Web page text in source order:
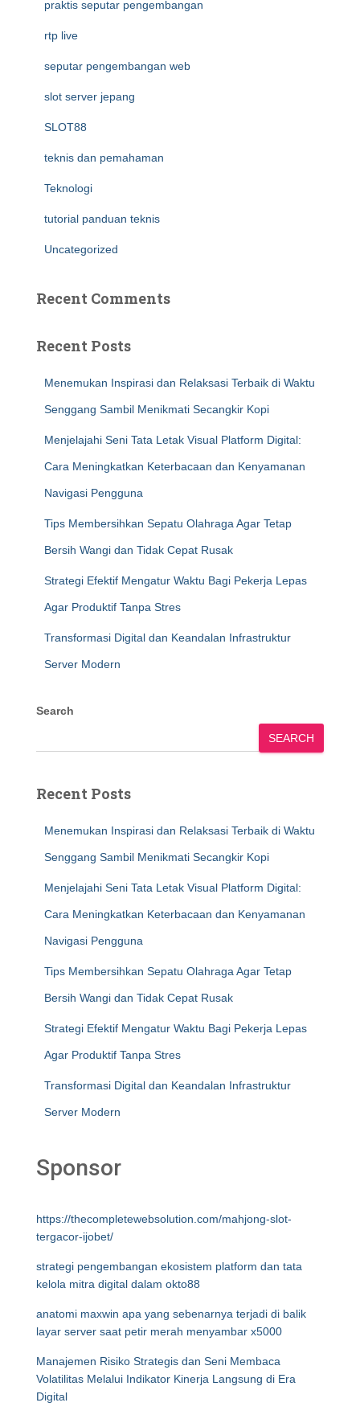
praktis seputar pengembangan
rtp live
seputar pengembangan web
slot server jepang
SLOT88
teknis dan pemahaman
Teknologi
tutorial panduan teknis
Uncategorized
Recent Comments
Recent Posts
Menemukan Inspirasi dan Relaksasi Terbaik di Waktu
Senggang Sambil Menikmati Secangkir Kopi
Menjelajahi Seni Tata Letak Visual Platform Digital:
Cara Meningkatkan Keterbacaan dan Kenyamanan
Navigasi Pengguna
Tips Membersihkan Sepatu Olahraga Agar Tetap
Bersih Wangi dan Tidak Cepat Rusak
Strategi Efektif Mengatur Waktu Bagi Pekerja Lepas
Agar Produktif Tanpa Stres
Transformasi Digital dan Keandalan Infrastruktur
Server Modern
Search
SEARCH
Recent Posts
Menemukan Inspirasi dan Relaksasi Terbaik di Waktu
Senggang Sambil Menikmati Secangkir Kopi
Menjelajahi Seni Tata Letak Visual Platform Digital:
Cara Meningkatkan Keterbacaan dan Kenyamanan
Navigasi Pengguna
Tips Membersihkan Sepatu Olahraga Agar Tetap
Bersih Wangi dan Tidak Cepat Rusak
Strategi Efektif Mengatur Waktu Bagi Pekerja Lepas
Agar Produktif Tanpa Stres
Transformasi Digital dan Keandalan Infrastruktur
Server Modern
Sponsor
https://thecompletewebsolution.com/mahjong-slot-
tergacor-ijobet/
strategi pengembangan ekosistem platform dan tata
kelola mitra digital dalam okto88
anatomi maxwin apa yang sebenarnya terjadi di balik
layar server saat petir merah menyambar x5000
Manajemen Risiko Strategis dan Seni Membaca
Volatilitas Melalui Indikator Kinerja Langsung di Era
Digital